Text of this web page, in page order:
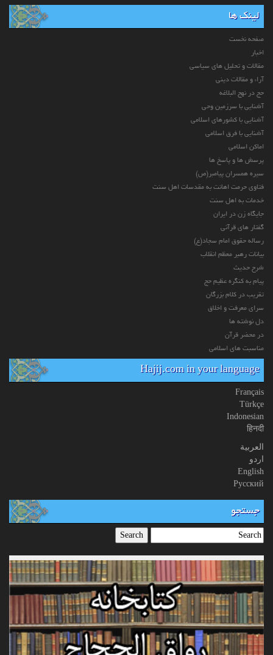
لینک ها
صفحه نخست
اخبار
مقالات و تحلیل های سیاسی
آراء و مقالات دینی
حج در نهج البلاغه
آشنایی با سرزمین وحی
آشنایی با کشورهای اسلامی
آشنایی با فرق اسلامی
اماکن اسلامی
پرسش ها و پاسخ ها
سیره همسران پیامبر(ص)
فتاوی حرمت اهانت به مقدسات اهل سنت
خدمات به اهل سنت
جایگاه زن در ایران
گفتار های قرآنی
رساله حقوق امام سجاد(ع)
بیانات رهبر معظم انقلاب
شرح حدیث
پیام به کنگره عظیم حج
تقریب در کلام بزرگان
سرای معرفت و اخلاق
دل نوشته ها
در محضر قرآن
مناسبت های اسلامی
Hajij.com in your language
Français
Türkçe
Indonesian
हिनदी
العربیة
اردو
English
Русский
جستجو